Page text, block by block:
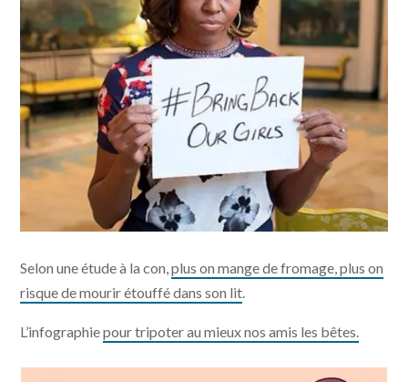
Selon une étude à la con,plus on mange de fromage, plus on
risque de mourir étouffé dans son lit
L’infographiepour tripoter au mieux nos amis les bêtes.